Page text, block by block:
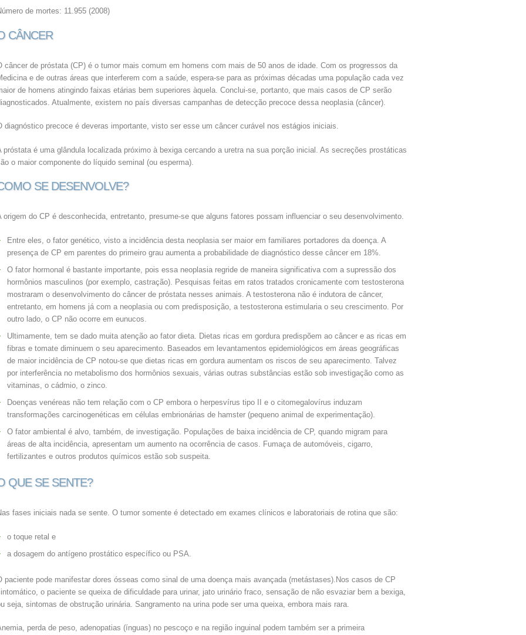
de mortes: 11.955 (2008)
CÂNCER
câncer de próstata (CP) é o tumor mais comum em homens com mais de 50 anos de idade. Com os progressos da
e de outras áreas que interferem com a saúde, espera-se para as próximas décadas uma população cada vez
de homens atingindo faixas etárias bem superiores àquela. Conclui-se, portanto, que mais casos de CP serão
Atualmente, existem no país diversas campanhas de detecção precoce dessa neoplasia (câncer).
diagnóstico precoce é deveras importante, visto ser esse um câncer curável nos estágios iniciais.
próstata é uma glândula localizada próximo à bexiga cercando a uretra na sua porção inicial. As secreções prostáticas
o maior componente do líquido seminal (ou esperma).
SE DESENVOLVE?
origem do CP é desconhecida, entretanto, presume-se que alguns fatores possam influenciar o seu desenvolvimento.
Entre eles, o fator genético, visto a incidência desta neoplasia ser maior em familiares portadores da doença. A
presença de CP em parentes do primeiro grau aumenta a probabilidade de diagnóstico desse câncer em 18%.
O fator hormonal é bastante importante, pois essa neoplasia regride de maneira significativa com a supressão dos
hormônios masculinos (por exemplo, castração). Pesquisas feitas em ratos tratados cronicamente com testosterona
mostraram o desenvolvimento do câncer de próstata nesses animais. A testosterona não é indutora de câncer,
entretanto, em homens já com a neoplasia ou com predisposição, a testosterona estimularia o seu crescimento. Por
outro lado, o CP não ocorre em eunucos.
Ultimamente, tem se dado muita atenção ao fator dieta. Dietas ricas em gordura predispõem ao câncer e as ricas em
fibras e tomate diminuem o seu aparecimento. Baseados em levantamentos epidemiológicos em áreas geográficas
de maior incidência de CP notou-se que dietas ricas em gordura aumentam os riscos de seu aparecimento. Talvez
por interferência no metabolismo dos hormônios sexuais, várias outras substâncias estão sob investigação como as
vitaminas, o cádmio, o zinco.
Doenças venéreas não tem relação com o CP embora o herpesvírus tipo II e o citomegalovírus induzam
transformações carcinogenéticas em células embrionárias de hamster (pequeno animal de experimentação).
O fator ambiental é alvo, também, de investigação. Populações de baixa incidência de CP, quando migram para
áreas de alta incidência, apresentam um aumento na ocorrência de casos. Fumaça de automóveis, cigarro,
fertilizantes e outros produtos químicos estão sob suspeita.
QUE SE SENTE?
fases iniciais nada se sente. O tumor somente é detectado em exames clínicos e laboratoriais de rotina que são:
o toque retal e
a dosagem do antígeno prostático específico ou PSA.
paciente pode manifestar dores ósseas como sinal de uma doença mais avançada (metástases).Nos casos de CP
o paciente se queixa de dificuldade para urinar, jato urinário fraco, sensação de não esvaziar bem a bexiga,
seja, sintomas de obstrução urinária. Sangramento na urina pode ser uma queixa, embora mais rara.
perda de peso, adenopatias (ínguas) no pescoço e na região inguinal podem também ser a primeira